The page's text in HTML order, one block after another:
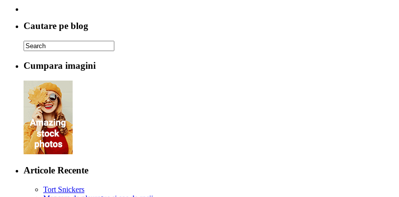
Cautare pe blog
Cumpara imagini
Articole Recente
Tort Snickers